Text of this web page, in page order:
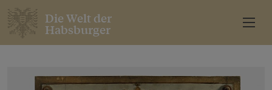
Die Welt der
Habsburger